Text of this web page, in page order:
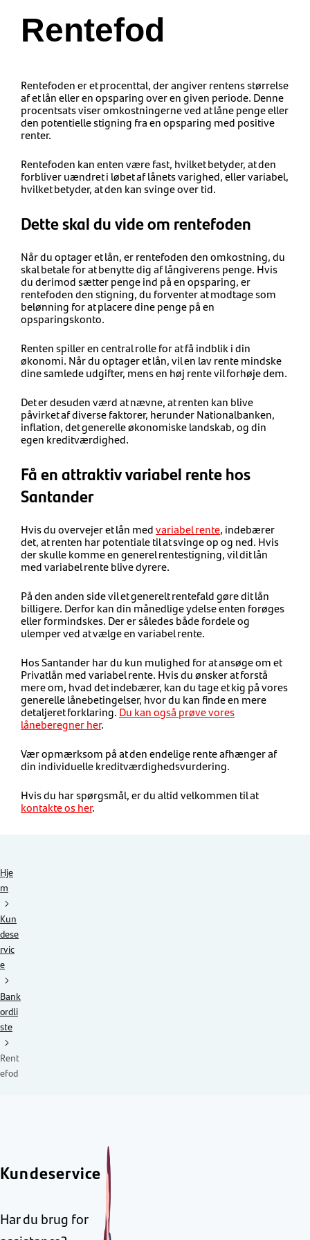
Rentefod
Rentefoden er et procenttal, der angiver rentens størrelse
af et lån eller en opsparing over en given periode. Denne
procentsats viser omkostningerne ved at låne penge eller
den potentielle stigning fra en opsparing med positive
renter.
Rentefoden kan enten være fast, hvilket betyder, at den
forbliver uændret i løbet af lånets varighed, eller variabel,
hvilket betyder, at den kan svinge over tid.
Dette skal du vide om rentefoden
Når du optager et lån, er rentefoden den omkostning, du
skal betale for at benytte dig af långiverens penge. Hvis
du derimod sætter penge ind på en opsparing, er
rentefoden den stigning, du forventer at modtage som
belønning for at placere dine penge på en
opsparingskonto.
Renten spiller en central rolle for at få indblik i din
økonomi. Når du optager et lån, vil en lav rente mindske
dine samlede udgifter, mens en høj rente vil forhøje dem.
Det er desuden værd at nævne, at renten kan blive
påvirket af diverse faktorer, herunder Nationalbanken,
inflation, det generelle økonomiske landskab, og din
egen kreditværdighed.
Få en attraktiv variabel rente hos
Santander
Hvis du overvejer et lån medvariabel rente, indebærer
det, at renten har potentiale til at svinge op og ned. Hvis
der skulle komme en generel rentestigning, vil dit lån
med variabel rente blive dyrere.
På den anden side vil et generelt rentefald gøre dit lån
billigere. Derfor kan din månedlige ydelse enten forøges
eller formindskes. Der er således både fordele og
ulemper ved at vælge en variabel rente.
Hos Santander har du kun mulighed for at ansøge om et
Privatlån med variabel rente. Hvis du ønsker at forstå
mere om, hvad det indebærer, kan du tage et kig på vores
generelle lånebetingelser, hvor du kan finde en mere
detaljeret forklaring. Du kan også prøve vores
låneberegner her.
Vær opmærksom på at den endelige rente afhænger af
din individuelle kreditværdighedsvurdering.
Hvis du har spørgsmål, er du altid velkommen til at
kontakte os her.
Hje
m
Kun
dese
rvic
e
Bank
ordli
ste
Rent
efod
Kundeservice
Har du brug for